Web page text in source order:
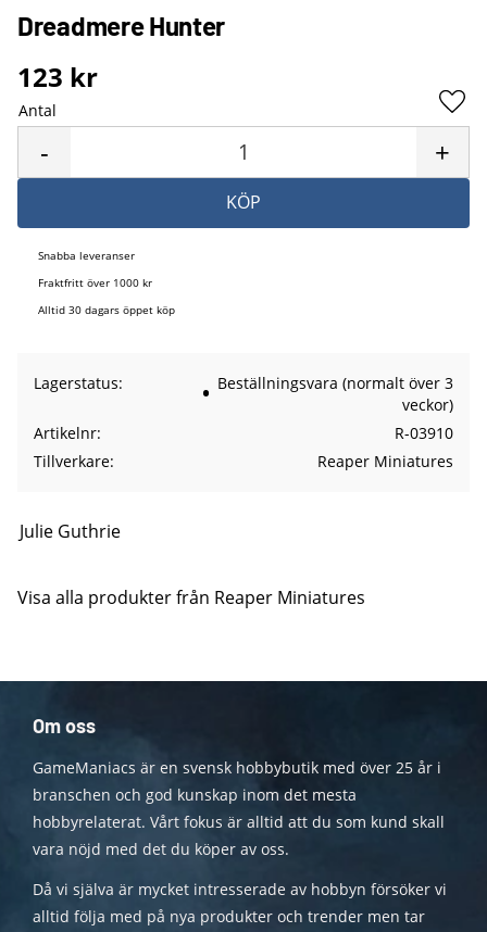
Dreadmere Hunter
123 kr
Antal
+
-
KÖP
Snabba leveranser
Fraktfritt över 1000 kr
Alltid 30 dagars öppet köp
Lagerstatus
Beställningsvara (normalt över 3
veckor)
Artikelnr
R-03910
Tillverkare
Reaper Miniatures
Julie Guthrie
Visa alla produkter från Reaper Miniatures
Om oss
GameManiacs är en svensk hobbybutik med över 25 år i
branschen och god kunskap inom det mesta
hobbyrelaterat. Vårt fokus är alltid att du som kund skall
vara nöjd med det du köper av oss.
Då vi själva är mycket intresserade av hobbyn försöker vi
alltid följa med på nya produkter och trender men tar